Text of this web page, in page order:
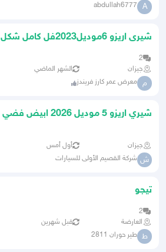
A
abdullah6777
شيرى اريزو 6موديل2023فل كامل شكل
2
جيزان
الشهر الماضي
م معرض عمر كارز فريندز
شيري اريزو 5 موديل 2026 ابيض فضي
جيزان أول أمس
ش شركة القصيم الأولى للسيارات
تيجو
2
العارضة
قبل شهرين
ط طير حوران 2811